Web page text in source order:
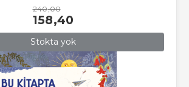
Stokta yok
240,00
158,40